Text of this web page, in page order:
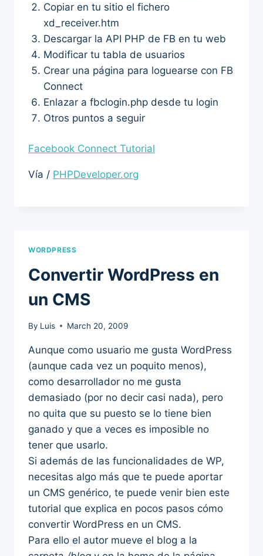
Copiar en tu sitio el fichero
xd_receiver.htm
Descargar la API PHP de FB en tu web
Modificar tu tabla de usuarios
Crear una página para loguearse con FB
Connect
Enlazar a fbclogin.php desde tu login
Otros puntos a seguir
Facebook Connect Tutorial
Vía / PHPDeveloper.org
WORDPRESS
Convertir WordPress en
un CMS
By Luis March 20, 2009
Aunque como usuario me gusta WordPress
(aunque cada vez un poquito menos),
como desarrollador no me gusta
demasiado (por no decir casi nada), pero
no quita que su puesto se lo tiene bien
ganado y que a veces es imposible no
tener que usarlo.
Si además de las funcionalidades de WP,
necesitas algo más que te puede aportar
un CMS genérico, te puede venir bien este
tutorial que explica en pocos pasos cómo
convertir WordPress en un CMS.
Para ello el autor mueve el blog a la